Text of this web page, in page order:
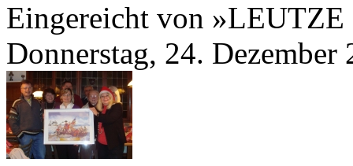
Eingereicht von »LEUTZE
Donnerstag, 24. Dezember